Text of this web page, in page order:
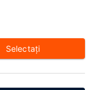
Selectaţi